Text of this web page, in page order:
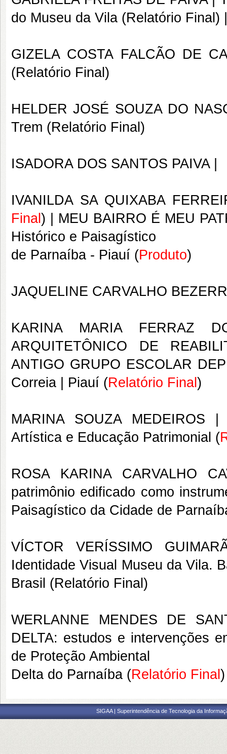
do Museu da Vila (Relatório Final) |
GIZELA COSTA FALCÃO DE
(Relatório Final)
HELDER JOSÉ SOUZA DO
Trem (Relatório Final)
ISADORA DOS SANTOS PAIVA |
IVANILDA SA QUIXABA
Final ) | MEU BAIRRO É MEU
Histórico e Paisagístico
de Parnaíba - Piauí (Produto)
JAQUELINE CARVALHO
KARINA MARIA
ARQUITETÔNICO DE
ANTIGO GRUPO ESCOLAR
Correia | Piauí (Relatório Final )
MARINA SOUZA MEDEIROS
Artística e Educação Patrimonial (
ROSA KARINA CARVALHO
patrimônio edificado como
Paisagístico da Cidade de
VÍCTOR VERÍSSIMO
Identidade Visual Museu da Vila.
Brasil (Relatório Final)
WERLANNE MENDES DE
DELTA: estudos e intervenções
de Proteção Ambiental
Delta do Parnaíba (Relatório Final )
SIGAA | Superintendência de Tecnologia da